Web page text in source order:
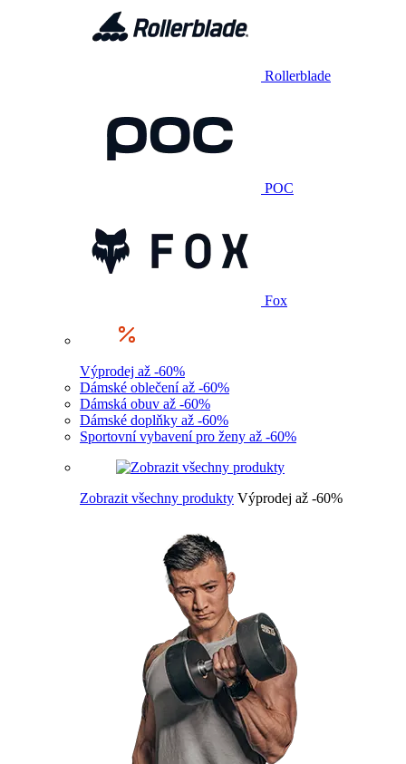
Rollerblade
POC
Fox
Výprodej až -60%
Dámské oblečení až -60%
Dámská obuv až -60%
Dámské doplňky až -60%
Sportovní vybavení pro ženy až -60%
Zobrazit všechny produkty Výprodej až -60%